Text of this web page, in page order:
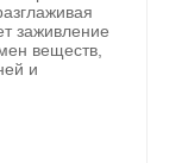
заживление
веществ,
и